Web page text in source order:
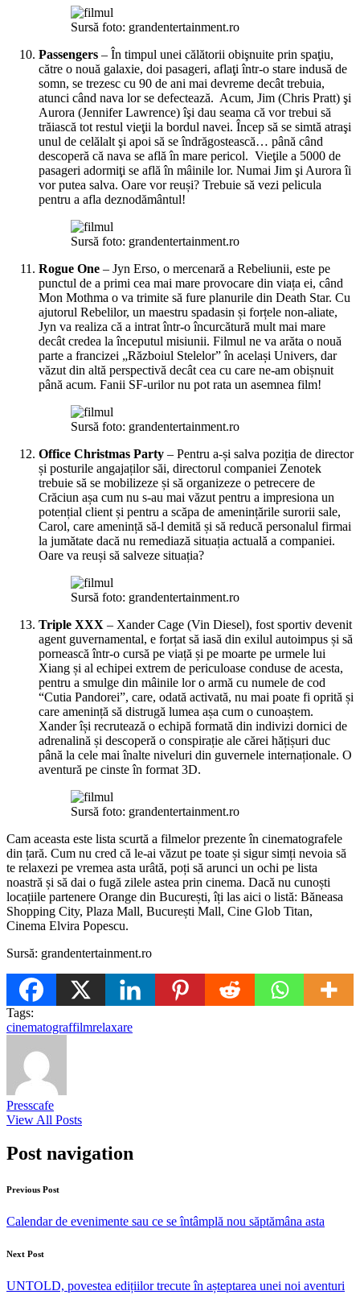
Sursă foto: grandentertainment.ro
Passengers – În timpul unei călătorii obişnuite prin spaţiu,
către o nouă galaxie, doi pasageri, aflaţi într-o stare indusă de
somn, se trezesc cu 90 de ani mai devreme decât trebuia,
atunci când nava lor se defectează. Acum, Jim (Chris Pratt) şi
Aurora (Jennifer Lawrence) îşi dau seama că vor trebui să
trăiască tot restul vieţii la bordul navei. Încep să se simtă atraşi
unul de celălalt şi apoi să se îndrăgostească… până când
descoperă că nava se află în mare pericol. Vieţile a 5000 de
pasageri adormiţi se află în mâinile lor. Numai Jim şi Aurora îi
vor putea salva. Oare vor reuși? Trebuie să vezi pelicula
pentru a afla deznodământul!
Sursă foto: grandentertainment.ro
Rogue One – Jyn Erso, o mercenară a Rebeliunii, este pe
punctul de a primi cea mai mare provocare din viața ei, când
Mon Mothma o va trimite să fure planurile din Death Star. Cu
ajutorul Rebelilor, un maestru spadasin și forțele non-aliate,
Jyn va realiza că a intrat într-o încurcătură mult mai mare
decât credea la începutul misiunii. Filmul ne va arăta o nouă
parte a francizei „Războiul Stelelor” în același Univers, dar
văzut din altă perspectivă decât cea cu care ne-am obișnuit
până acum. Fanii SF-urilor nu pot rata un asemnea film!
Sursă foto: grandentertainment.ro
Office Christmas Party – Pentru a-și salva poziția de director
și posturile angajaților săi, directorul companiei Zenotek
trebuie să se mobilizeze și să organizeze o petrecere de
Crăciun așa cum nu s-au mai văzut pentru a impresiona un
potențial client și pentru a scăpa de amenințările surorii sale,
Carol, care amenință să-l demită și să reducă personalul firmai
la jumătate dacă nu remediază situația actuală a companiei.
Oare va reuși să salveze situația?
Sursă foto: grandentertainment.ro
Triple XXX – Xander Cage (Vin Diesel), fost sportiv devenit
agent guvernamental, e forțat să iasă din exilul autoimpus și să
pornească într-o cursă pe viață și pe moarte pe urmele lui
Xiang și al echipei extrem de periculoase conduse de acesta,
pentru a smulge din mâinile lor o armă cu numele de cod
“Cutia Pandorei”, care, odată activată, nu mai poate fi oprită și
care amenință să distrugă lumea așa cum o cunoaștem.
Xander își recrutează o echipă formată din indivizi dornici de
adrenalină și descoperă o conspirație ale cărei hățișuri duc
până la cele mai înalte niveluri din guvernele internaționale. O
aventură pe cinste în format 3D.
Sursă foto: grandentertainment.ro
Cam aceasta este lista scurtă a filmelor prezente în cinematografele
din țară. Cum nu cred că le-ai văzut pe toate și sigur simți nevoia să
te relaxezi pe vremea asta urâtă, poți să arunci un ochi pe lista
noastră și să dai o fugă zilele astea prin cinema. Dacă nu cunoști
locațiile partenere Orange din București, îți las aici o listă: Băneasa
Shopping City, Plaza Mall, București Mall, Cine Glob Titan,
Cinema Elvira Popescu.
Sursă: grandentertainment.ro
Tags:
cinematograffilmrelaxare
Presscafe
View All Posts
Post navigation
Previous Post
Calendar de evenimente sau ce se întâmplă nou săptămâna asta
Next Post
UNTOLD, povestea edițiilor trecute în așteptarea unei noi aventuri